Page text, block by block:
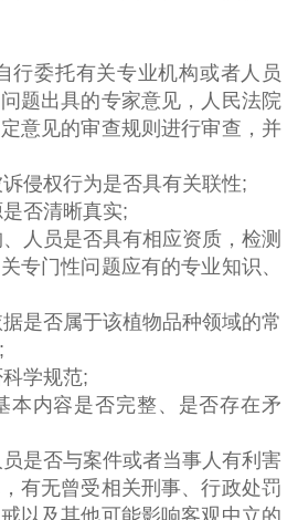
委托有关专业机构或者人员
题出具的专家意见，人民法院
意见的审查规则进行审查，并
权行为是否具有关联性;
否清晰真实;
员是否具有相应资质，检测
专门性问题应有的专业知识、
否属于该植物品种领域的常
学规范;
内容是否完整、是否存在矛
否与案件或者当事人有利害
有无曾受相关刑事、行政处罚
以及其他可能影响客观中立的